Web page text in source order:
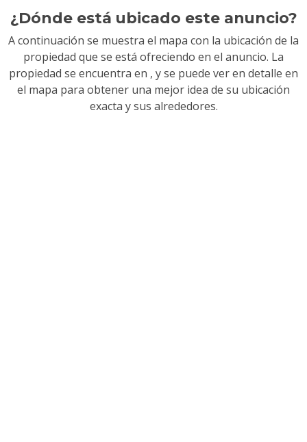
¿Dónde está ubicado este anuncio?
A continuación se muestra el mapa con la ubicación de la
propiedad que se está ofreciendo en el anuncio. La
propiedad se encuentra en , y se puede ver en detalle en
el mapa para obtener una mejor idea de su ubicación
exacta y sus alrededores.